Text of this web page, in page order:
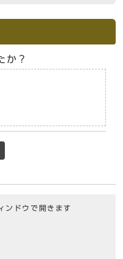
か？
ンドウで開きます